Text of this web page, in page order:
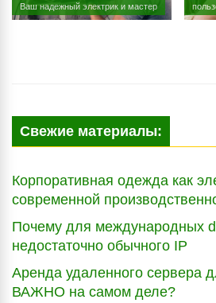
Ваш надежный электрик и мастер
Свежие материалы:
Корпоративная одежда как
современной
Почему для международных
недостаточно обычного IP
Аренда удаленного сервера
ВАЖНО на самом деле?